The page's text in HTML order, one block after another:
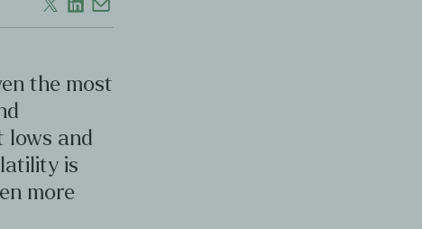
the most
lows and
is
more